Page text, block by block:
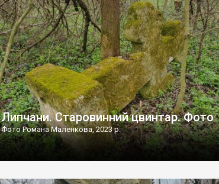
дороги їх не видно, але видно дві стареньких колії у траві –
[…]
Липчани. Старовинний цвинтар. Фото
Фото Романа Маленкова, 2023 р.